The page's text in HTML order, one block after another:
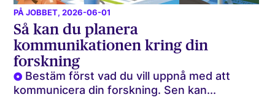
PÅ JOBBET, 2026-06-01
Så kan du planera
kommunikationen kring din
forskning
Bestäm först vad du vill uppnå med att
kommunicera din forskning. Sen kan...